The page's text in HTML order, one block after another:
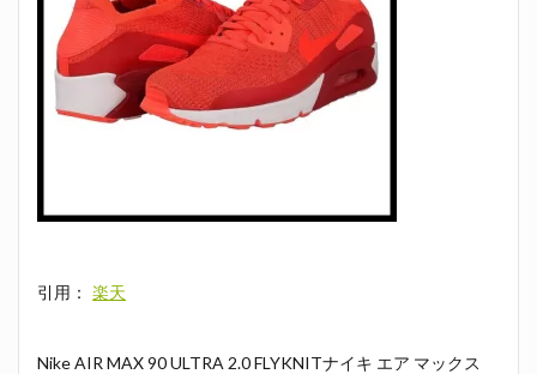
引用： 楽天
Nike AIR MAX 90 ULTRA 2.0 FLYKNITナイキ エア マックス